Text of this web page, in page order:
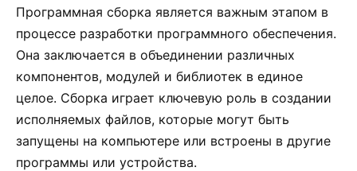
Программная сборка является важным этапом в
процессе разработки программного обеспечения.
Она заключается в объединении различных
компонентов, модулей и библиотек в единое
целое. Сборка играет ключевую роль в создании
исполняемых файлов, которые могут быть
запущены на компьютере или встроены в другие
программы или устройства.